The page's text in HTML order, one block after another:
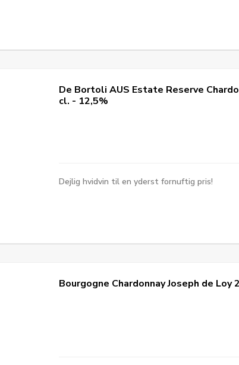
De Bortoli AUS Estate Reserve
cl. - 12,5%
Dejlig hvidvin til en yderst fornuftig pris!
Bourgogne Chardonnay Joseph de Loy